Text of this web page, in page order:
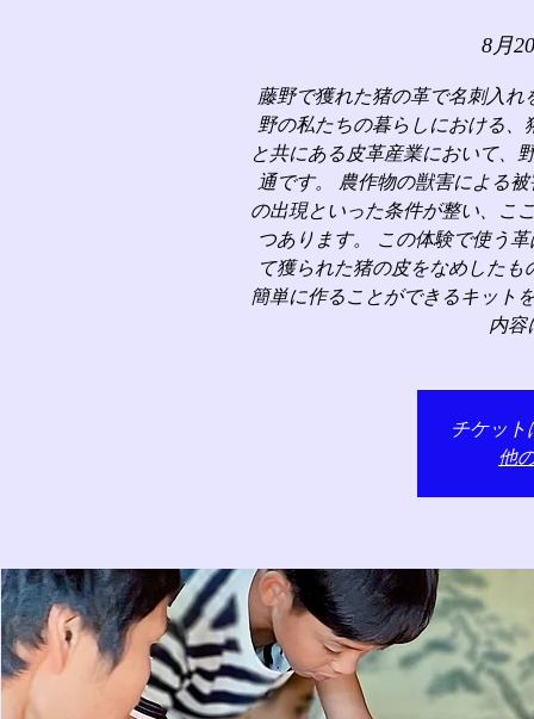
8月
藤野で獲れた猪の革で名刺入
野の私たちの暮らしにおける
と共にある皮革産業において、
通です。 農作物の獣害による
の出現といった条件が整い、こ
つあります。 この体験で使う
て獲られた猪の皮をなめした
簡単に作ることができるキット
内容
チケット
他